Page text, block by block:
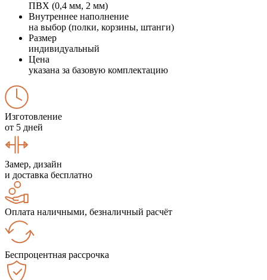
ПВХ (0,4 мм, 2 мм)
Внутреннее наполнение
на выбор (полки, корзины, штанги)
Размер
индивидуальный
Цена
указана за базовую комплектацию
Изготовление
от 5 дней
Замер, дизайн
и доставка бесплатно
Оплата наличными, безналичный расчёт
Беспроцентная рассрочка